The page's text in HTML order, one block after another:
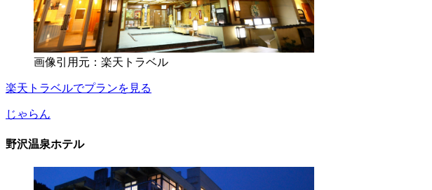
画像引用元：楽天トラベル
楽天トラベルでプランを見る
じゃらん
野沢温泉ホテル